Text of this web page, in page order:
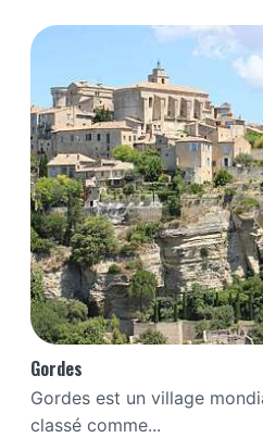
Gordes
Gordes est un village
classé comme...